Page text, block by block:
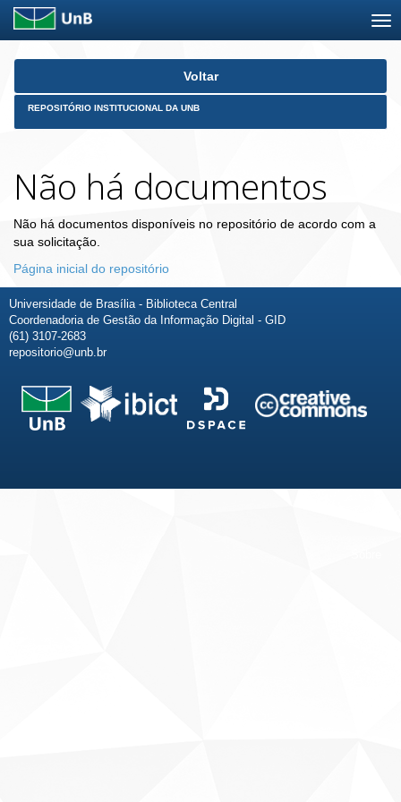
Skip
Voltar
REPOSITÓRIO INSTITUCIONAL DA UNB
Não há documentos
Não há documentos disponíveis no repositório de acordo com a
sua solicitação.
Página inicial do repositório
Universidade de Brasília - Biblioteca Central
Coordenadoria de Gestão da Informação Digital - GID
(61) 3107-2683
repositorio@unb.br